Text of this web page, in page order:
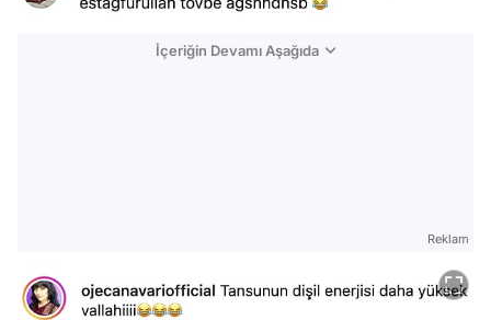
İçeriğin Devamı Aşağıda
Reklam